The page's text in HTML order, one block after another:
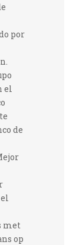
por
el
de
met
op